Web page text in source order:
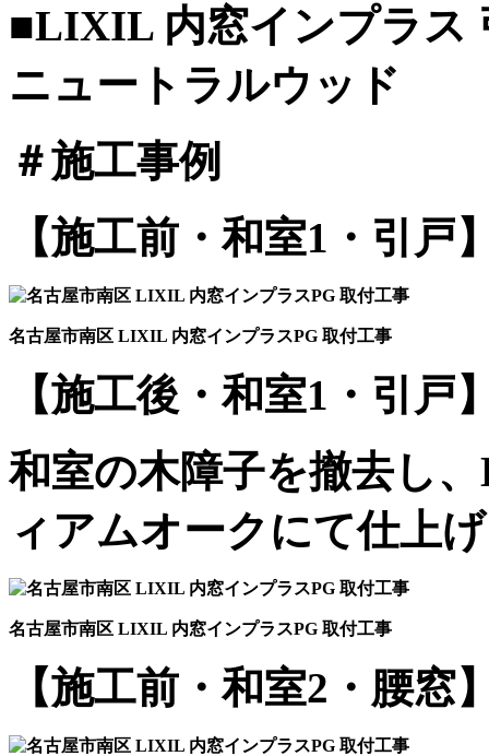
■LIXIL 内窓インプラス
ニュートラルウッド
＃施工事例
【施工前・和室1・引戸
名古屋市南区 LIXIL 内窓インプラスPG 取付工事
【施工後・和室1・引戸
和室の木障子を撤去し
ィアムオークにて仕上
名古屋市南区 LIXIL 内窓インプラスPG 取付工事
【施工前・和室2・腰窓